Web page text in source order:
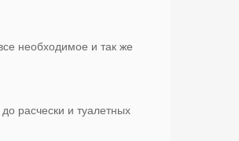
необходимое и так же
расчески и туалетных